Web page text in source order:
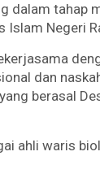
dalam tahap
Islam Negeri
dan
berasal
ahli waris